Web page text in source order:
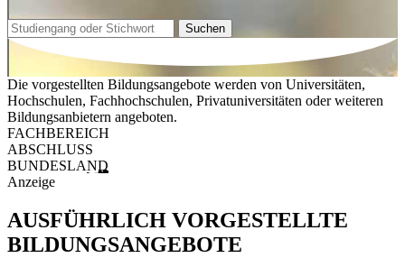
Suchen
Die vorgestellten Bildungsangebote werden von Universitäten,
Hochschulen, Fachhochschulen, Privatuniversitäten oder weiteren
Bildungsanbietern angeboten.
FACHBEREICH
ABSCHLUSS
BUNDESLAND
Anzeige
AUSFÜHRLICH VORGESTELLTE
BILDUNGSANGEBOTE